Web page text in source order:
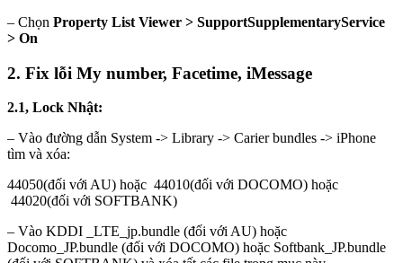
– Chọn Property List Viewer > SupportSupplementaryService
> On
2. Fix lỗi My number, Facetime, iMessage
2.1, Lock Nhật:
– Vào đường dẫn System -> Library -> Carier bundles -> iPhone
tìm và xóa:
44050(đối với AU) hoặc 44010(đối với DOCOMO) hoặc
44020(đối với SOFTBANK)
– Vào KDDI _LTE_jp.bundle (đối với AU) hoặc
Docomo_JP.bundle (đối với DOCOMO) hoặc Softbank_JP.bundle